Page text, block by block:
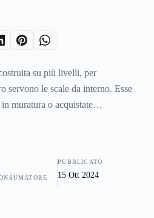
su più livelli, per
servono le scale da interno. Esse
muratura o acquistate
essere realizzate in diversi
della casa e alla sua struttura,
pratiche ed estetiche
delll'abitazione. Per
PUBBLICATO
15 Ott 2024